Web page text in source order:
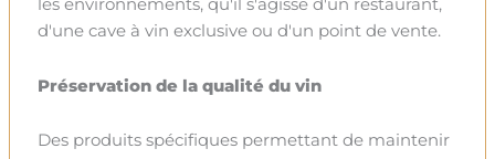
les environnements, qu'il s'agisse d'un restaurant,
d'une cave à vin exclusive ou d'un point de vente.
Préservation de la qualité du vin
Des produits spécifiques permettant de maintenir